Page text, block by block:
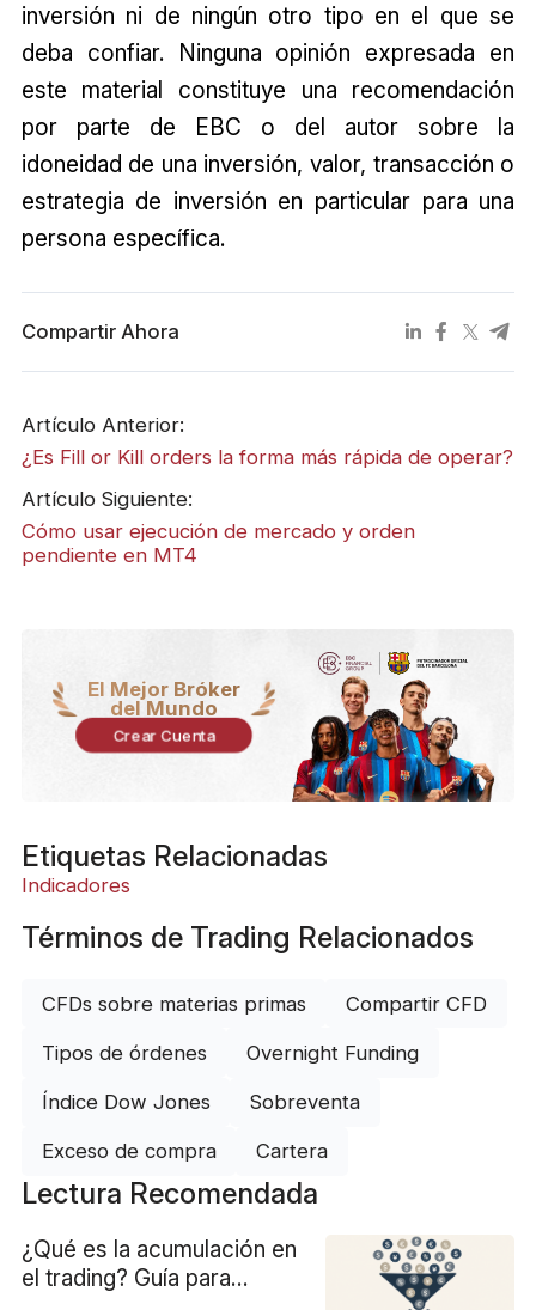
inversión ni de ningún otro tipo en el que se
deba confiar. Ninguna opinión expresada en
este material constituye una recomendación
por parte de EBC o del autor sobre la
idoneidad de una inversión, valor, transacción o
estrategia de inversión en particular para una
persona específica.
Compartir Ahora
Artículo Anterior:
¿Es Fill or Kill orders la forma más rápida de operar?
Artículo Siguiente:
Cómo usar ejecución de mercado y orden
pendiente en MT4
El Mejor Bróker
del Mundo
Crear Cuenta
Etiquetas Relacionadas
Indicadores
Términos de Trading Relacionados
CFDs sobre materias primas Compartir CFD
Tipos de órdenes Overnight Funding
Índice Dow Jones Sobreventa
Exceso de compra Cartera
Lectura Recomendada
¿Qué es la acumulación en
el trading? Guía para